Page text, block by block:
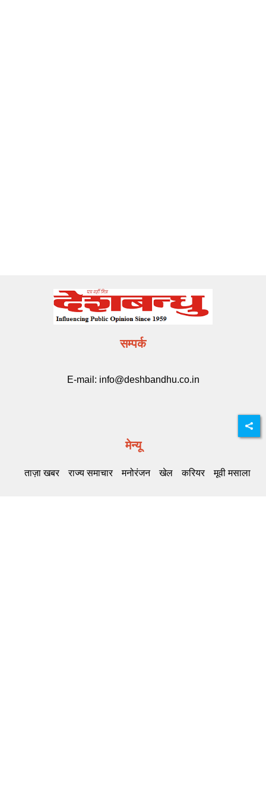
सम्पर्क
E-mail: info@deshbandhu.co.in
मेन्यू
ताज़ा खबर राज्य समाचार मनोरंजन खेल करियर मूवी मसाला